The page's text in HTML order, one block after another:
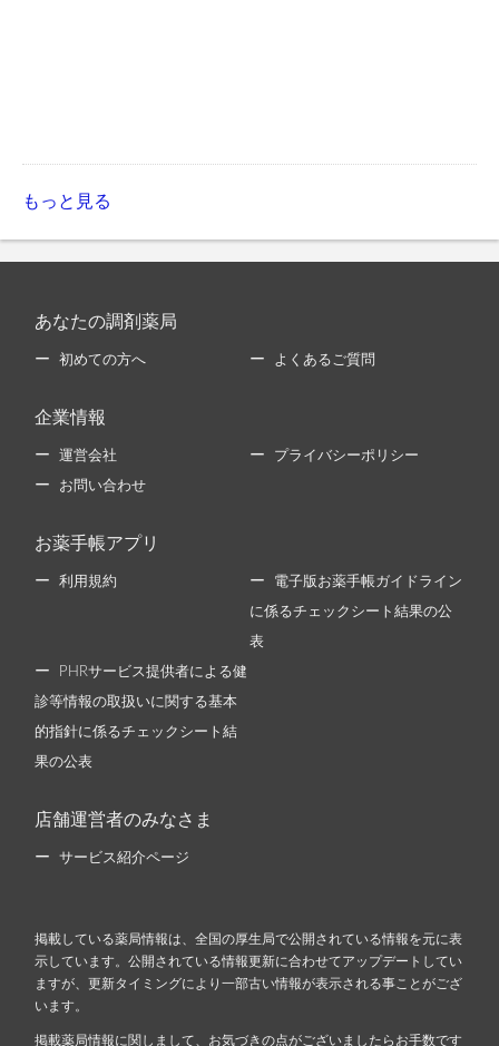
もっと見る
あなたの調剤薬局
初めての方へ よくあるご質問
企業情報
運営会社 プライバシーポリシー
お問い合わせ
お薬手帳アプリ
利用規約 電子版お薬手帳ガイドライン
に係るチェックシート結果の公
表
PHRサービス提供者による健
診等情報の取扱いに関する基本
的指針に係るチェックシート結
果の公表
店舗運営者のみなさま
サービス紹介ページ
掲載している薬局情報は、全国の厚生局で公開されている情報を元に表
示しています。公開されている情報更新に合わせてアップデートしてい
ますが、更新タイミングにより一部古い情報が表示される事ことがござ
います。
掲載薬局情報に関しまして、お気づきの点がございましたらお手数です